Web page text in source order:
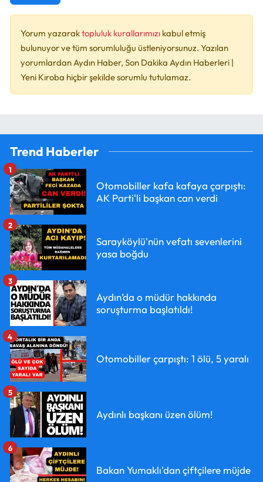
Yorum yazaraktopluluk kurallarımızı kabul etmiş
bulunuyor ve tüm sorumluluğu üstleniyorsunuz. Yazılan
yorumlardan Aydın Haber, Son Dakika Aydın Haberleri |
Yeni Kıroba hiçbir şekilde sorumlu tutulamaz.
Trend Haberler
Otomobiller kafa kafaya çarpıştı:
AK Parti'li başkan can verdi
1
Sarayköylü'nün vefatı sevenlerini
yasa boğdu
2
Aydın’da o müdür hakkında
soruşturma başlatıldı!
3
Otomobiller çarpıştı: 1 ölü, 5 yaralı
4
Aydınlı başkanı üzen ölüm!
5
Bakan Yumaklı'dan çiftçilere müjde
6